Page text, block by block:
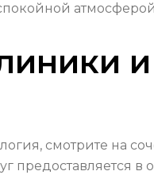
смотрите на
предоставляется